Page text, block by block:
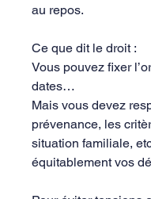
au repos.
Ce que dit le droit :
Vous pouvez fixer
dates…
Mais vous devez
prévenance, les
situation familiale,
équitablement vos